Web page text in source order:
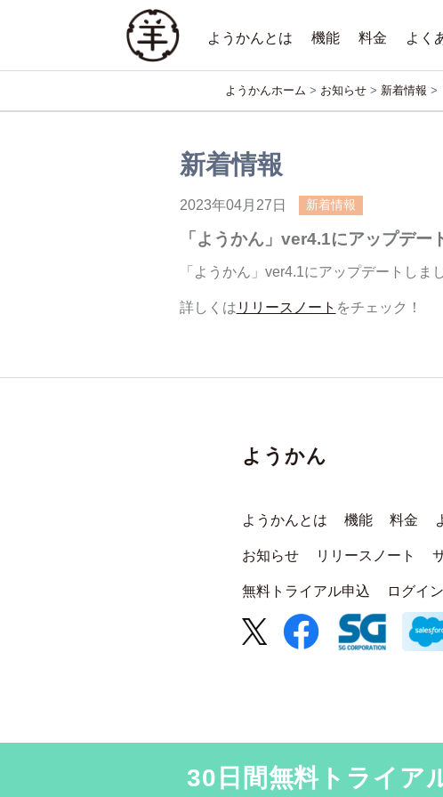
SES営業必見！クラウド要員管理アプリ「よう
ようかんとは
ようかんとは
ようかんの活用
機能
要員稼働状況
売上状況確認
要員マッチン
経歴確認と
粗利の確認
料金 よく
ようかんホーム > お知らせ> 新着情報 >
新着情報
2023年04月27日 新着情報
「ようかん」ver4.1にアップデー
「ようかん」ver4.1にアップデートしま
詳しくは リリースノート をチェック！
ようかん
ようかんとは 機能 料金
お知らせ リリースノート
無料トライアル申込 ログイン
30日間無料トライア